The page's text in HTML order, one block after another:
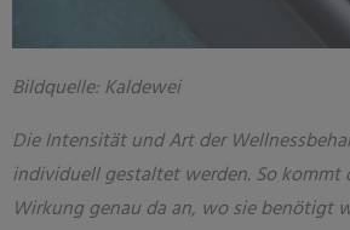
Bildquelle: Kaldewei
Die Intensität und Art der
individuell gestaltet werden. So
Wirkung genau da an, wo sie benötigt